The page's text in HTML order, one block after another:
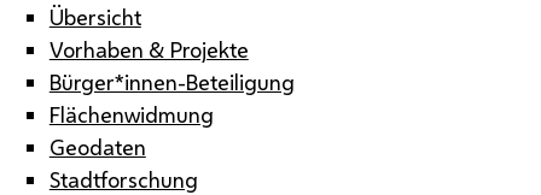
Übersicht
Vorhaben & Projekte
Bürger*innen-Beteiligung
Flächenwidmung
Geodaten
Stadtforschung